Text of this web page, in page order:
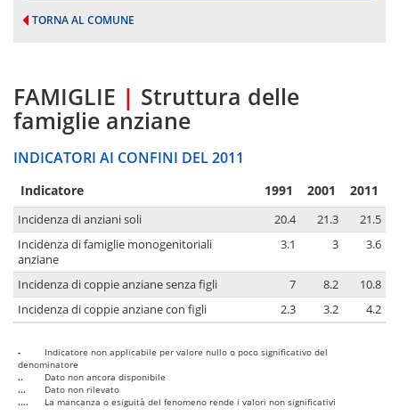
TORNA AL COMUNE
FAMIGLIE | Struttura delle
famiglie anziane
INDICATORI AI CONFINI DEL 2011
Indicatore 1991 2001 2011
Incidenza di anziani soli 20.4 21.3
21.5
Incidenza di famiglie monogenitoriali
anziane
3.1 3 3.6
Incidenza di coppie anziane senza figli 7 8.2
10.8
Incidenza di coppie anziane con figli
2.3 3.2 4.2
-
Indicatore non applicabile per valore nullo o poco significativo del
denominatore
..
Dato non ancora disponibile
...
Dato non rilevato
....
La mancanza o esiguità del fenomeno rende i valori non significativi